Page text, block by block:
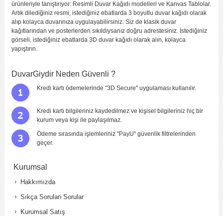
ürünleriyle tanıştırıyor: Resimli Duvar Kağıdı modelleri ve Kanvas Tablolar.
Artık dilediğiniz resmi, istediğiniz ebatlarda 3 boyutlu duvar kağıdı olarak
alıp kolayca duvarınıza uygulayabilirsiniz. Siz de klasik duvar
kağıtlarından ve posterlerden sıkıldıysanız doğru adrestesiniz. İstediğiniz
görseli, istediğiniz ebatlarda 3D duvar kağıdı olarak alın, kolayca
yapıştırın.
DuvarGiydir Neden Güvenli ?
Kredi kartı ödemelerinde "3D Secure" uygulaması kullanılır.
Kredi kartı bilgileriniz kaydedilmez ve kişisel bilgileriniz hiç bir
kurum veya kişi ile paylaşılmaz.
Ödeme sırasında işlemleriniz "PayU" güvenlik filtrelerinden
geçer.
Kurumsal
Hakkımızda
Sıkça Sorulan Sorular
Kurumsal Satış